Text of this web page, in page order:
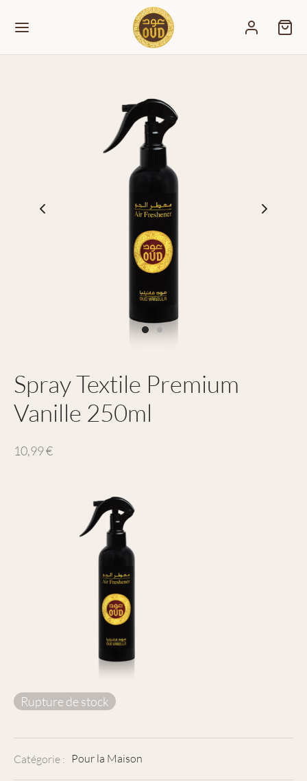
Spray Textile Premium
Vanille 250ml
10,99€
Rupture de stock
Catégorie : Pour la Maison